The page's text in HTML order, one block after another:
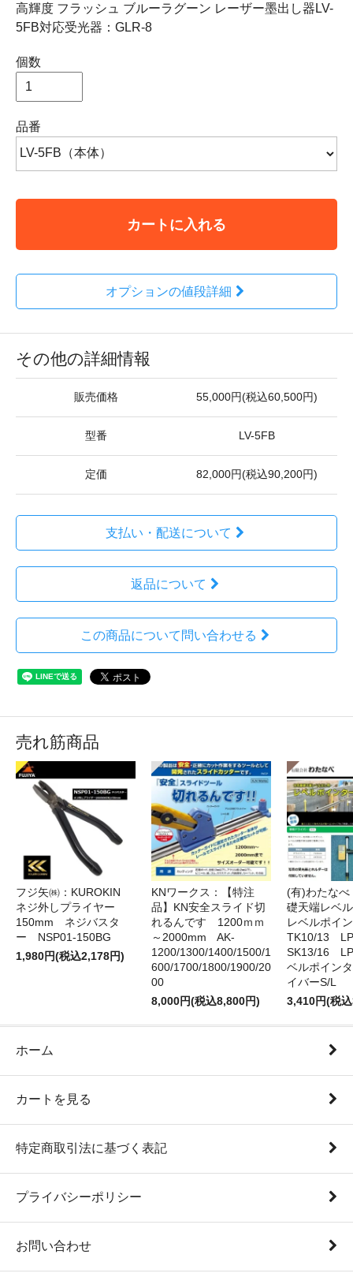
高輝度 フラッシュ ブルーラグーン レーザー墨出し器LV-
5FB対応受光器：GLR-8
個数
品番
カートに入れる
オプションの値段詳細
その他の詳細情報
販売価格 55,000円(税込60,500円)
型番 LV-5FB
定価 82,000円(税込90,200円)
支払い・配送について
返品について
この商品について問い合わせる
売れ筋商品
フジ矢㈱：KUROKIN
ネジ外しプライヤー
150mm ネジバスタ
ー NSP01-150BG
1,980円(税込2,178円)
KNワークス：【特注
品】KN安全スライド切
れるんです 1200ｍｍ
～2000mm AK-
1200/1300/1400/1500/1
600/1700/1800/1900/20
00
8,000円(税込8,800円)
(有)わたな
礎天端レベ
レベルポイ
TK10/13
SK13/16
ベルポイン
イバーS/L
3,410円(税
ホーム
カートを見る
特定商取引法に基づく表記
プライバシーポリシー
お問い合わせ